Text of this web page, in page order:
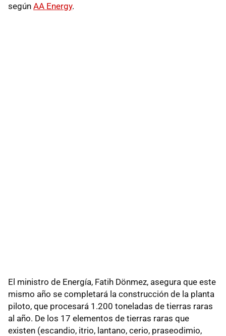
según AA Energy.
El ministro de Energía, Fatih Dönmez, asegura que este
mismo año se completará la construcción de la planta
piloto, que procesará 1.200 toneladas de tierras raras
al año. De los 17 elementos de tierras raras que
existen (escandio, itrio, lantano, cerio, praseodimio,